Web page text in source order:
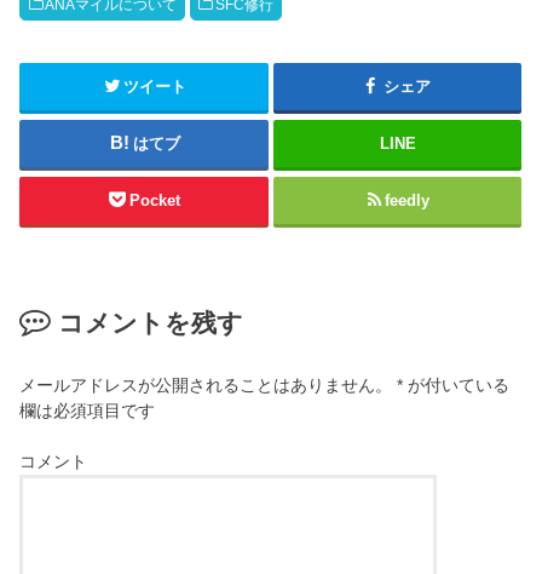
ANAマイルについて SFC修行
ツイート シェア
はてブ LINE
Pocket feedly
コメントを残す
メールアドレスが公開されることはありません。 * が付いている
欄は必須項目です
コメント